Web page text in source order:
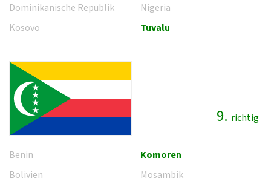
Dominikanische Republik
Kosovo
Nigeria
Tuvalu
9. richtig
Benin
Bolivien
Komoren
Mosambik